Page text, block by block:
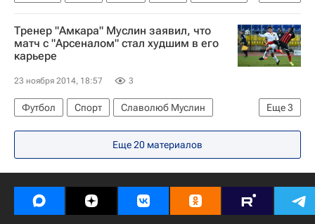
Европа
Австрия
Сергей Лавров
Мохаммад Джавад Зариф
Группа "шести"
МИД Ирана
Переговоры по ядерной проблеме Ирана в Вене
Россия
Тренер "Амкара" Муслин заявил, что
матч с "Арсеналом" стал худшим в его
карьере
23 ноября 2014, 18:57 3
Еще3
Футбол Спорт
Славолюб Муслин
РПЛ 2026-2027 (Чемпионат России по футболу)
Арсенал (Лондон)
Еще 20 материалов